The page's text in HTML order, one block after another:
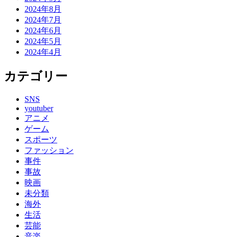
2024年8月
2024年7月
2024年6月
2024年5月
2024年4月
カテゴリー
SNS
youtuber
アニメ
ゲーム
スポーツ
ファッション
事件
事故
映画
未分類
海外
生活
芸能